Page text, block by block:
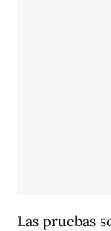
Las pruebas